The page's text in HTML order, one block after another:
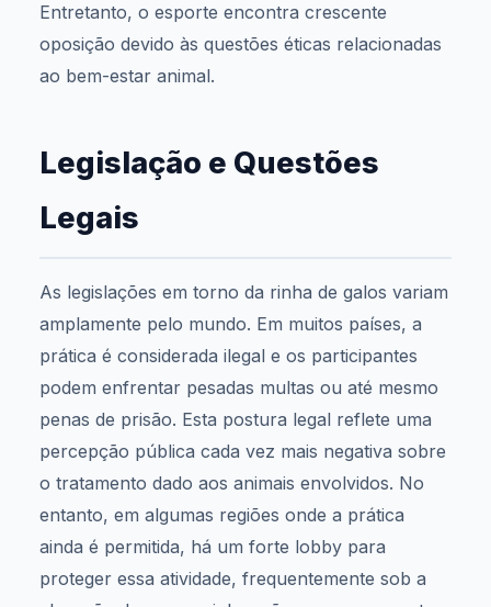
Entretanto, o esporte encontra crescente
oposição devido às questões éticas relacionadas
ao bem-estar animal.
Legislação e Questões
Legais
As legislações em torno da rinha de galos variam
amplamente pelo mundo. Em muitos países, a
prática é considerada ilegal e os participantes
podem enfrentar pesadas multas ou até mesmo
penas de prisão. Esta postura legal reflete uma
percepção pública cada vez mais negativa sobre
o tratamento dado aos animais envolvidos. No
entanto, em algumas regiões onde a prática
ainda é permitida, há um forte lobby para
proteger essa atividade, frequentemente sob a